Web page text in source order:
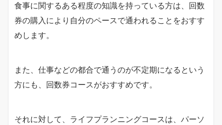
食事に関するある程度の知識を持っている方は、回数
券の購入により自分のペースで通われることをおすす
めします。
また、仕事などの都合で通うのが不定期になるという
方にも、回数券コースがおすすめです。
それに対して、ライフプランニングコースは、パーソ